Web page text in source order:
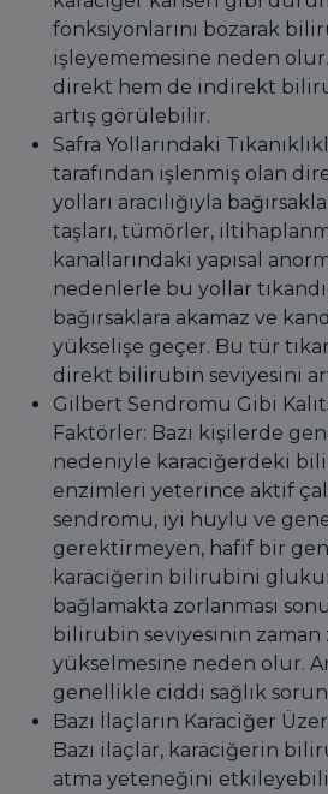
fonksiyonlarını bozarak
işleyememesine neden
direkt hem de indirekt
artış görülebilir.
Safra Yollarındaki
tarafından işlenmiş olan
yolları aracılığıyla
taşları, tümörler,
kanallarındaki yapısal
nedenlerle bu yollar
bağırsaklara akamaz ve
yükselişe geçer. Bu tür
direkt bilirubin seviyesini
Gilbert Sendromu Gibi
Faktörler: Bazı kişilerde
nedeniyle karaciğerdeki
enzimleri yeterince aktif
sendromu, iyi huylu ve
gerektirmeyen, hafif bir
karaciğerin bilirubini
bağlamakta zorlanması
bilirubin seviyesinin zaman
yükselmesine neden olur.
genellikle ciddi sağlık
Bazı İlaçların Karaciğer
Bazı ilaçlar, karaciğerin
atma yeteneğini